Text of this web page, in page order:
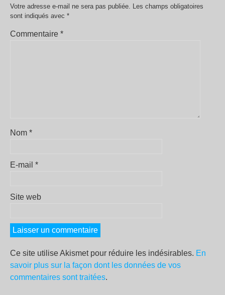
Votre adresse e-mail ne sera pas publiée. Les champs obligatoires
sont indiqués avec *
Commentaire *
Nom *
E-mail *
Site web
Ce site utilise Akismet pour réduire les indésirables. En
savoir plus sur la façon dont les données de vos
commentaires sont traitées.